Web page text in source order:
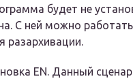
будет не
С ней можно
разархивации.
EN. Данный